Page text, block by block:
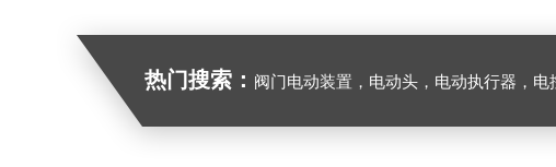
热门搜索： 阀门电动装置，电动头，电动执行器，